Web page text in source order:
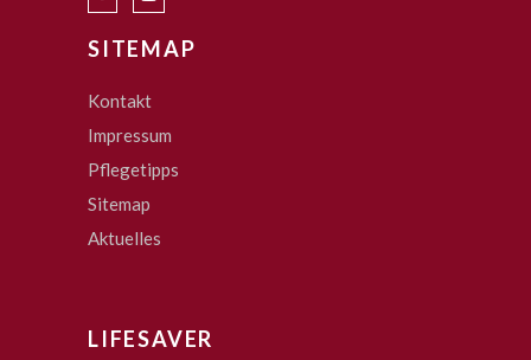
SITEMAP
Kontakt
Impressum
Pflegetipps
Sitemap
Aktuelles
LIFESAVER